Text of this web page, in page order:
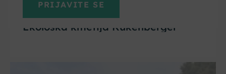
Ekološka kmetija Kukenberger